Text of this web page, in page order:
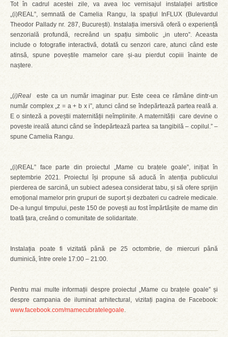
Tot în cadrul acestei zile, va avea loc vernisajul instalației artistice
„(i)REAL”, semnată de Camelia Rangu, la spațiul InFLUX (Bulevardul
Theodor Pallady nr. 287, București). Instalația imersivă oferă o experiență
senzorială profundă, recreând un spațiu simbolic „in utero”. Aceasta
include o fotografie interactivă, dotată cu senzori care, atunci când este
atinsă, spune poveștile mamelor care și-au pierdut copiii înainte de
naștere.
„(i)Real este ca un număr imaginar pur. Este ceea ce rămâne dintr-un
număr complex „z = a + b x i”, atunci când se îndepărtează partea reală a.
E o sinteză a poveștii maternității neîmplinite. A maternității care devine o
poveste ireală atunci când se îndepărtează partea sa tangibilă – copilul.” –
spune Camelia Rangu.
„(i)REAL” face parte din proiectul „Mame cu brațele goale”, inițiat în
septembrie 2021. Proiectul își propune să aducă în atenția publicului
pierderea de sarcină, un subiect adesea considerat tabu, și să ofere sprijin
emoțional mamelor prin grupuri de suport și dezbateri cu cadrele medicale.
De-a lungul timpului, peste 150 de povești au fost împărtășite de mame din
toată țara, creând o comunitate de solidaritate.
Instalația poate fi vizitată până pe 25 octombrie, de miercuri până
duminică, între orele 17:00 – 21:00.
Pentru mai multe informații despre proiectul „Mame cu brațele goale” și
despre campania de iluminat arhitectural, vizitați pagina de Facebook:
www.facebook.com/mamecubratelegoale.